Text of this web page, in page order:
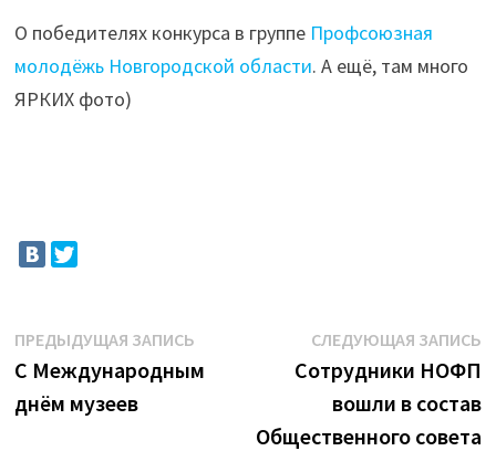
О победителях конкурса в группе Профсоюзная
молодёжь Новгородской области. А ещё, там много
ЯРКИХ фото)
Навигация
по
записям
ПРЕДЫДУЩАЯ ЗАПИСЬ
запись:
С Международным
днём музеев
СЛЕДУЮЩАЯ ЗАПИСЬ
Сотрудники НОФП
вошли в состав
Общественного совета